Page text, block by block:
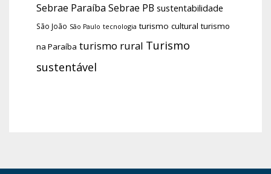
Sebrae Paraíba Sebrae PB sustentabilidade
São João São Paulo tecnologia turismo cultural turismo
na Paraíba turismo rural Turismo
sustentável